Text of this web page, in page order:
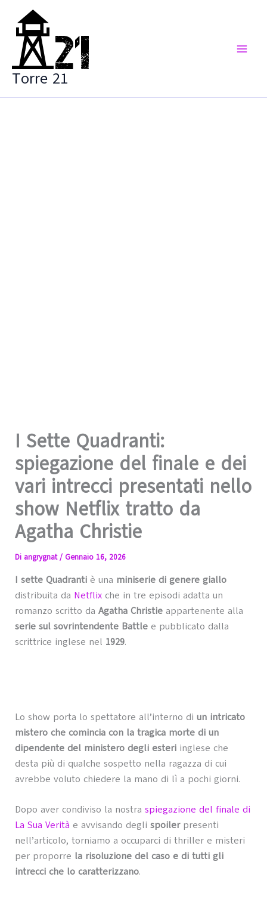
contenuto
Torre 21
I Sette Quadranti:
spiegazione del finale e dei
vari intrecci presentati nello
show Netflix tratto da
Agatha Christie
Di angrygnat/ Gennaio 16, 2026
I sette Quadrantiè una miniserie di genere giallo
distribuita da Netflixche in tre episodi adatta un
romanzo scritto da Agatha Christieappartenente alla
serie sul sovrintendente Battlee pubblicato dalla
scrittrice inglese nel 1929.
Lo show porta lo spettatore all’interno di un intricato
mistero che comincia con la tragica morte di un
dipendente del ministero degli esteriinglese che
desta più di qualche sospetto nella ragazza di cui
avrebbe voluto chiedere la mano di lì a pochi giorni.
Dopo aver condiviso la nostra spiegazione del finale di
La Sua Verità e avvisando degli spoilerpresenti
nell’articolo, torniamo a occuparci di thriller e misteri
per proporre la risoluzione del caso e di tutti gli
intrecci che lo caratterizzano.